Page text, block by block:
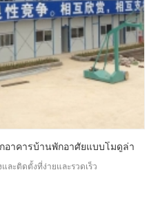
อาคารบ้านพักอาศัยแบบโมดูล่า
ละติดตั้งที่ง่ายและรวดเร็ว